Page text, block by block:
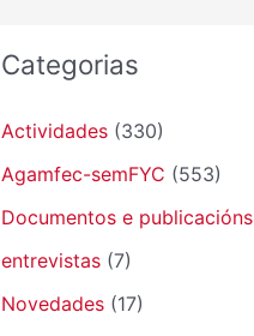
Categorias
Actividades (330)
Agamfec-semFYC (553)
Documentos e publicacións
entrevistas (7)
Novedades (17)